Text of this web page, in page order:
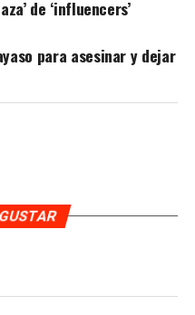
de ‘influencers’
para asesinar y dejar